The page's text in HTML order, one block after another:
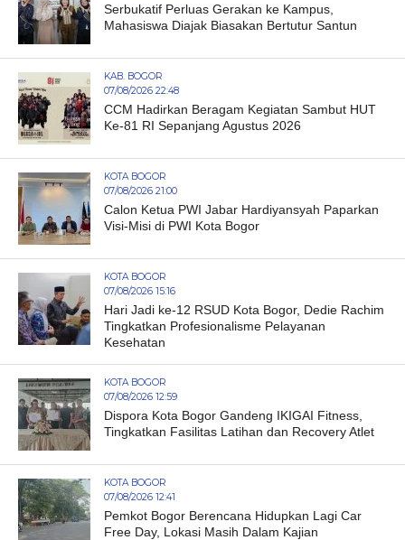
Serbukatif Perluas Gerakan ke Kampus,
Mahasiswa Diajak Biasakan Bertutur Santun
KAB. BOGOR
07/08/2026 22:48
CCM Hadirkan Beragam Kegiatan Sambut HUT
Ke-81 RI Sepanjang Agustus 2026
KOTA BOGOR
07/08/2026 21:00
Calon Ketua PWI Jabar Hardiyansyah Paparkan
Visi-Misi di PWI Kota Bogor
KOTA BOGOR
07/08/2026 15:16
Hari Jadi ke-12 RSUD Kota Bogor, Dedie Rachim
Tingkatkan Profesionalisme Pelayanan
Kesehatan
KOTA BOGOR
07/08/2026 12:59
Dispora Kota Bogor Gandeng IKIGAI Fitness,
Tingkatkan Fasilitas Latihan dan Recovery Atlet
KOTA BOGOR
07/08/2026 12:41
Pemkot Bogor Berencana Hidupkan Lagi Car
Free Day, Lokasi Masih Dalam Kajian